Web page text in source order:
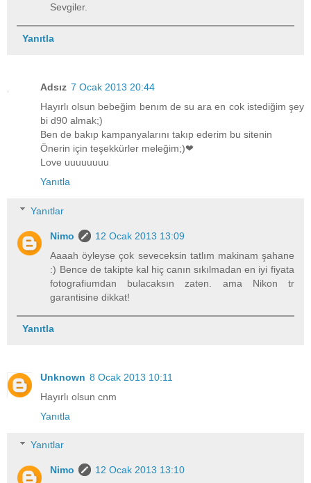
Sevgiler.
Yanıtla
Adsız 7 Ocak 2013 20:44
Hayırlı olsun bebeğim benım de su ara en cok istediğim şey
bi d90 almak;)
Ben de bakıp kampanyalarını takıp ederim bu sitenin
Önerin için teşekkürler meleğim;)❤
Love uuuuuuuu
Yanıtla
Yanıtlar
Nimo
12 Ocak 2013 13:09
Aaaah öyleyse çok seveceksin tatlım makinam şahane
:) Bence de takipte kal hiç canın sıkılmadan en iyi fiyata
fotografiumdan bulacaksın zaten. ama Nikon tr
garantisine dikkat!
Yanıtla
Unknown 8 Ocak 2013 10:11
Hayırlı olsun cnm
Yanıtla
Yanıtlar
Nimo
12 Ocak 2013 13:10